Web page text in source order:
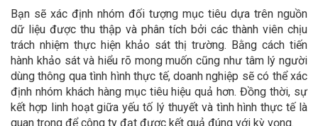
Bạn sẽ xác định nhóm đối tượng mục tiêu dựa trên nguồn
dữ liệu được thu thập và phân tích bởi các thành viên chịu
trách nhiệm thực hiện khảo sát thị trường. Bằng cách tiến
hành khảo sát và hiểu rõ mong muốn cũng như tâm lý người
dùng thông qua tình hình thực tế, doanh nghiệp sẽ có thể xác
định nhóm khách hàng mục tiêu hiệu quả hơn. Đồng thời, sự
kết hợp linh hoạt giữa yếu tố lý thuyết và tình hình thực tế là
quan trọng để công ty đạt được kết quả đúng với kỳ vọng.